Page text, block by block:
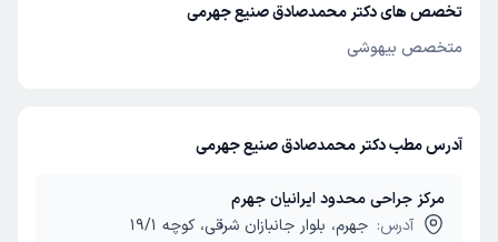
تخصص های دکتر محمدصادق صنیع جهرمی
متخصص بیهوشی
آدرس مطب دکتر محمدصادق صنیع جهرمی
مرکز جراحی محدود ایرانیان جهرم
آدرس: جهرم، بلوار جانبازان شرقی، کوچه 19/1